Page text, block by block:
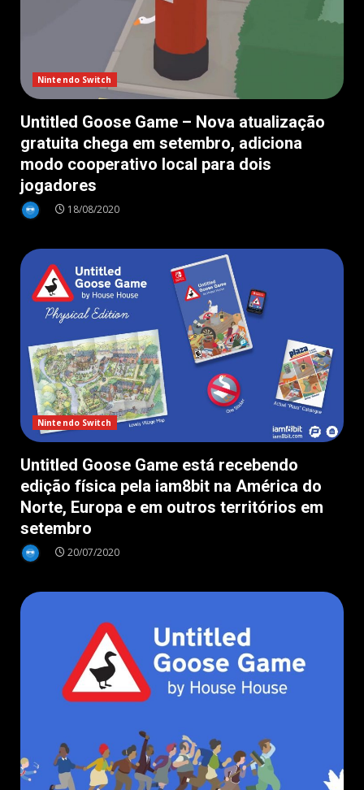
Nintendo Switch
Untitled Goose Game – Nova atualização
gratuita chega em setembro, adiciona
modo cooperativo local para dois
jogadores
18/08/2020
Nintendo Switch
Untitled Goose Game está recebendo
edição física pela iam8bit na América do
Norte, Europa e em outros territórios em
setembro
20/07/2020